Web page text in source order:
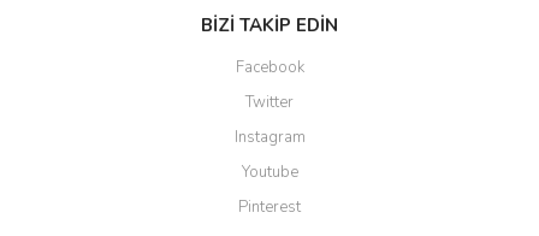
BİZİ TAKİP EDİN
Facebook
Twitter
Instagram
Youtube
Pinterest